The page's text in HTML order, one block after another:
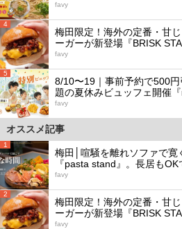
favy
4
梅田限定！海外の定番・甘
ーガーが新登場『BRISK
favy
5
8/10〜19｜事前予約で500
題の夏休みビュッフェ開催『
favy
オススメ記事
1
梅田│喧騒を離れソファで寛
『pasta stand』。長居も
favy
2
梅田限定！海外の定番・甘
ーガーが新登場『BRISK
favy